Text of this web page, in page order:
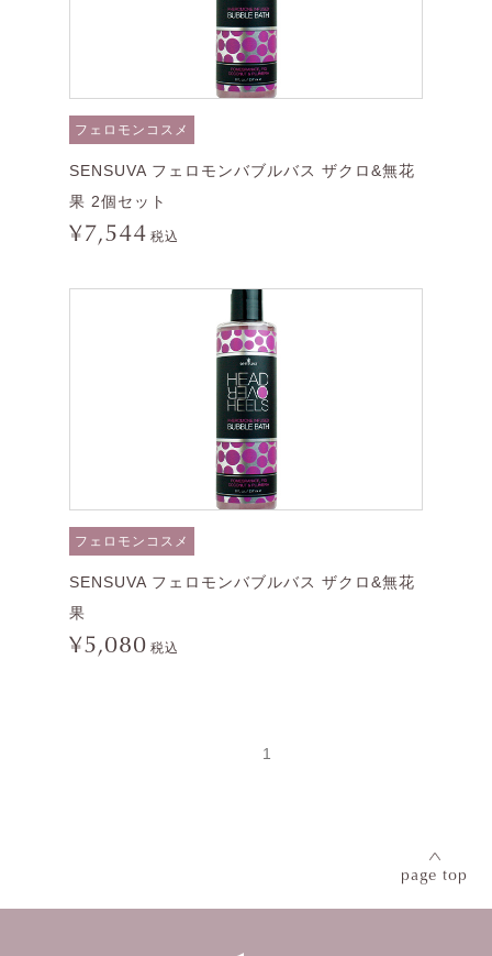
フェロモンコスメ
SENSUVA フェロモンバブルバス ザクロ&無花
果 2個セット
¥7,544 税込
フェロモンコスメ
SENSUVA フェロモンバブルバス ザクロ&無花
果
¥5,080 税込
Page1
page top